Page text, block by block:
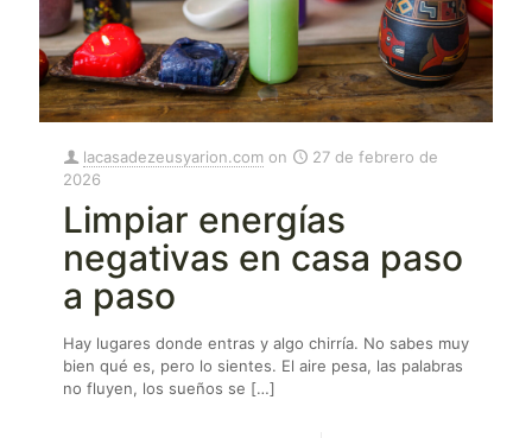
lacasadezeusyarion.com on
27 de febrero de
2026
Limpiar energías
negativas en casa paso
a paso
Hay lugares donde entras y algo chirría. No sabes muy
bien qué es, pero lo sientes. El aire pesa, las palabras
no fluyen, los sueños se […]